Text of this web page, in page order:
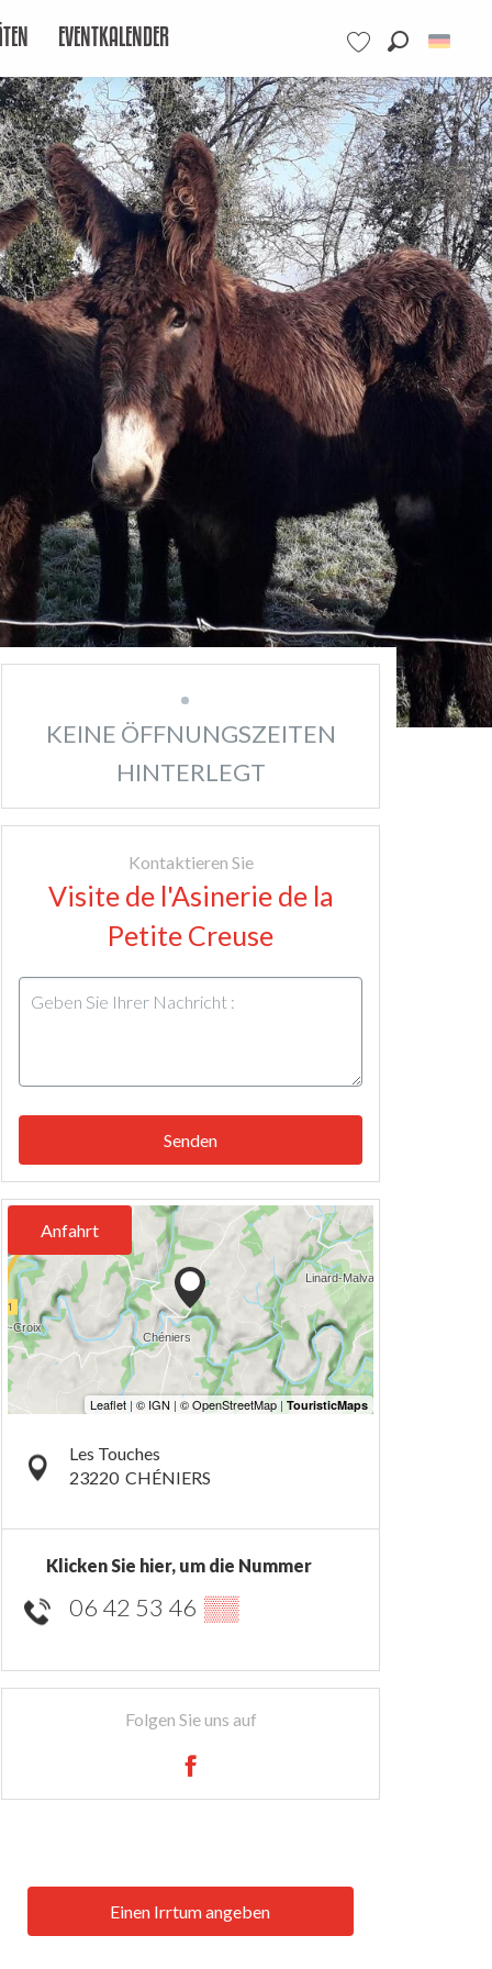
Voir les favoris
EVENTKALENDER
KEINE ÖFFNUNGSZEITEN
HINTERLEGT
Kontaktieren Sie
Visite de l'Asinerie de la
Petite Creuse
Senden
Anfahrt
Les Touches
23220 CHÉNIERS
Klicken Sie hier, um die Nummer
06 42 53 46 ▒▒
Folgen Sie uns auf
Einen Irrtum angeben